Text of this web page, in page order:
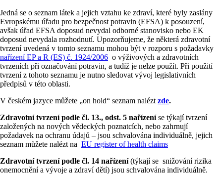
Jedná se o seznam látek a jejich vztahu ke zdraví, které byly zaslány
Evropskému úřadu pro bezpečnost potravin (EFSA) k posouzení,
avšak úřad EFSA doposud nevydal odborné stanovisko nebo EK
doposud nevydala rozhodnutí. Upozorňujeme, že některá zdravotní
tvrzení uvedená v tomto seznamu mohou být v rozporu s požadavky
nařízení EP a R (ES) č. 1924/2006 o výživových a zdravotních
tvrzeních při označování potravin, a tudíž je nelze použít. Při použití
tvrzení z tohoto seznamu je nutno sledovat vývoj legislativních
předpisů v této oblasti.
V českém jazyce můžete „on hold“ seznam nalézt zde.
Zdravotní tvrzení podle čl. 13., odst. 5 nařízeníse týkají tvrzení
založených na nových vědeckých poznatcích, nebo zahrnují
požadavek na ochranu údajů – jsou schvalována individuálně, jejich
seznam můžete nalézt na EU register of health claims
Zdravotní tvrzení podle čl. 14 nařízení(týkají se snižování rizika
onemocnění a vývoje a zdraví dětí) jsou schvalována individuálně.